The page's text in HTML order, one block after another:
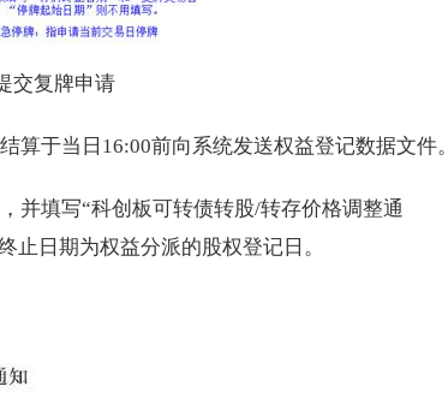
交复牌申请
于当日16:00前向系统发送权益登记数据文件。
并填写“科创板可转债转股/转存价格调整通
止日期为权益分派的股权登记日。